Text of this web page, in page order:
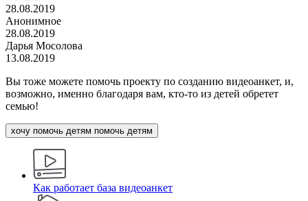
28.08.2019
Анонимное
28.08.2019
Дарья Мосолова
13.08.2019
Вы тоже можете помочь проекту по созданию видеоанкет, и,
возможно, именно благодаря вам, кто-то из детей обретет
семью!
хочу помочь детям помочь детям
Как работает база видеоанкет